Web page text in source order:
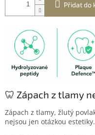
Přidat do
🦷 Zápach z tlamy
Zápach z tlamy, žlutý
nejsou jen otázkou estetiky.